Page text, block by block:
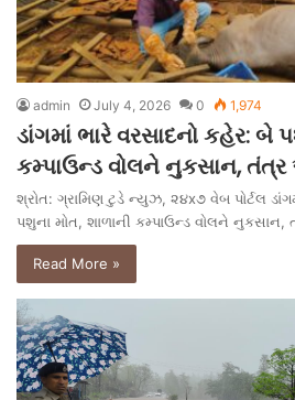
admin July 4, 2026 0 1,974
ડાંગમાં ભારે વરસાદનો કહેર: બે
કમ્પાઉન્ડ વોલને નુકસાન, તંત્ર
શ્રોત: ગ્રામિણ ટુડે ન્યુઝ, ૨૪x૭ વેબ પોર્ટલ
પશુના મોત, શાળાની કમ્પાઉન્ડ વોલને
Read More »